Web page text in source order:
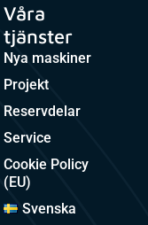
Våra
tjänster
Nya maskiner
Projekt
Reservdelar
Service
Cookie Policy
(EU)
Svenska